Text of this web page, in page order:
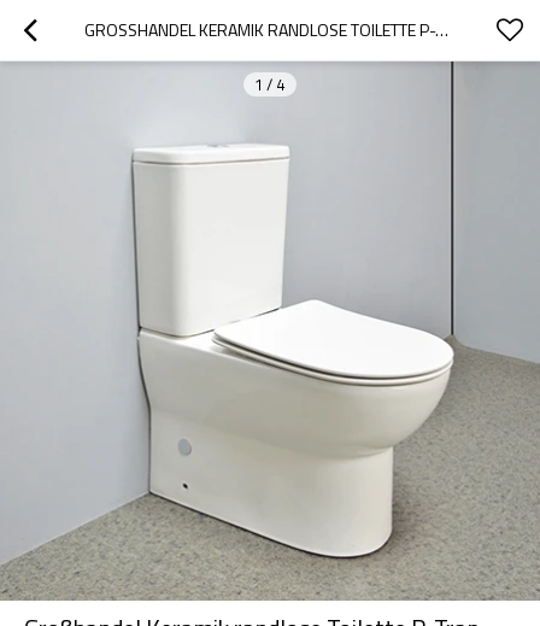
GROSSHANDEL KERAMIK RANDLOSE TOILETTE P-TRAP DUAL-FLUSH-TOILETTE 3 / 4.5L ZURÜCK ZUR WAND ZWEITEILIGE TOILETTE ENG GEKOPPELTE TOILETTE WC BAD SANITÄR-TOILETTE
1 / 4